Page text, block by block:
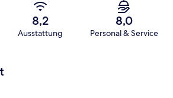
8,2
Ausstattung
8,0
Personal & Service